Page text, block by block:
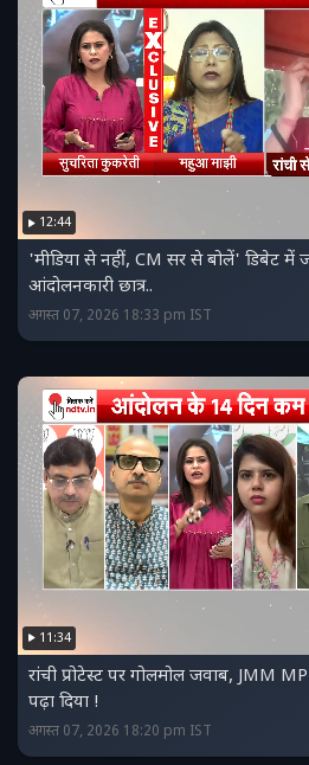
12:44
'मीडिया से नहीं, CM सर से बोलें' डिबेट में जो बिफरे
आंदोलनकारी छात्र..
अगस्त 07, 2026 18:33 pm IST
11:34
रांची प्रोटेस्ट पर गोलमोल जवाब, JMM
पढ़ा दिया !
अगस्त 07, 2026 18:20 pm IST